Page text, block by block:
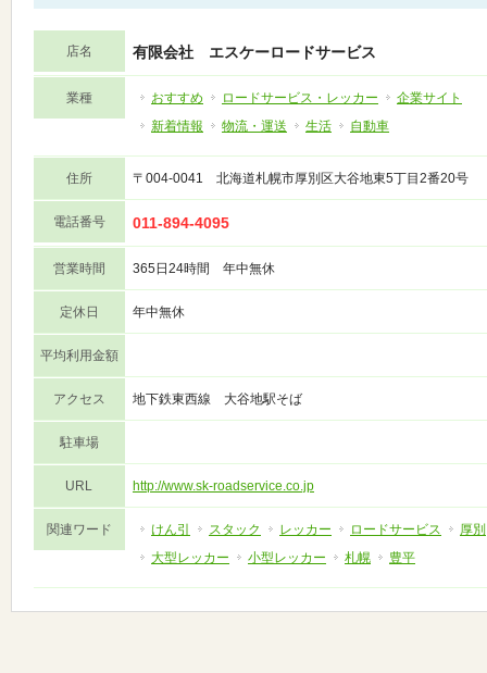
店名 有限会社 エスケーロードサービス
業種 おすすめ ロードサービス・レッカー
企業サイト
新着情報
物流・運送 生活 自動車
住所 〒004-0041 北海道札幌市厚別区大谷地東5丁目2番20号
電話番号 011-894-4095
営業時間 365日24時間 年中無休
定休日 年中無休
平均利用金額
アクセス 地下鉄東西線 大谷地駅そば
駐車場
URL http://www.sk-roadservice.co.jp
関連ワード けん引 スタック レッカー ロードサービス
厚別
大型レッカー
小型レッカー 札幌 豊平